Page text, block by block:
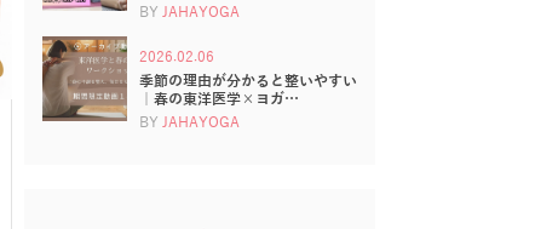
BY JAHAYOGA
2026.02.06
季節の理由が分かると整いやすい
｜春の東洋医学×ヨガ…
BY JAHAYOGA